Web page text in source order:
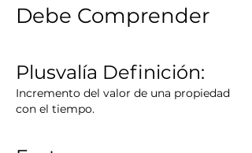
Debe Comprender
Plusvalía Definición:
Incremento del valor de una propiedad
con el tiempo.